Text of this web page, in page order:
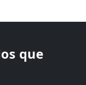
que
DEL